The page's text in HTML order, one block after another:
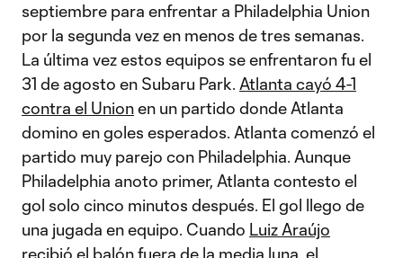
septiembre para enfrentar a Philadelphia Union
por la segunda vez en menos de tres semanas.
La última vez estos equipos se enfrentaron fu el
31 de agosto en Subaru Park. Atlanta cayó 4-1
contra el Unionen un partido donde Atlanta
domino en goles esperados. Atlanta comenzó el
partido muy parejo con Philadelphia. Aunque
Philadelphia anoto primer, Atlanta contesto el
gol solo cinco minutos después. El gol llego de
una jugada en equipo. Cuando Luiz Araújo
recibió el balón fuera de la media luna, el